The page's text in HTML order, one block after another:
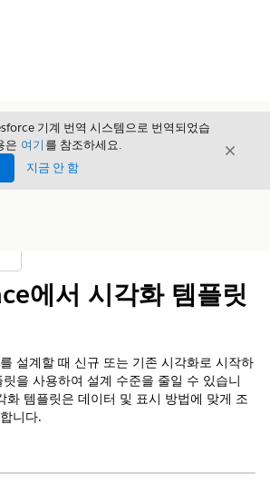
기계 번역 시스템으로 번역되었습
은 여기 를 참조하세요.
지금 안 함
닫기
에서 시각화 템플릿
설계할 때 신규 또는 기존 시각화로 시작하
을 사용하여 설계 수준을 줄일 수 있습니
템플릿은 데이터 및 표시 방법에 맞게 조
니다.